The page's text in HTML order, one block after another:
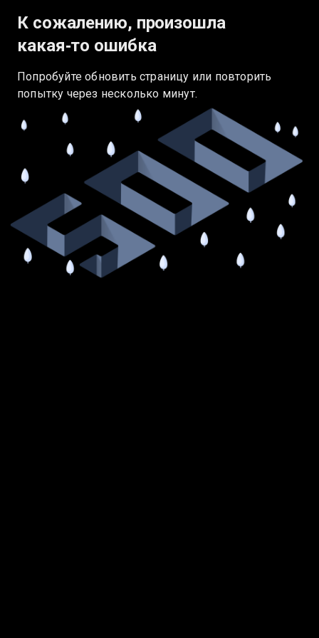
К сожалению, произошла
какая‑то ошибка
Попробуйте обновить страницу или повторить
попытку через несколько минут.